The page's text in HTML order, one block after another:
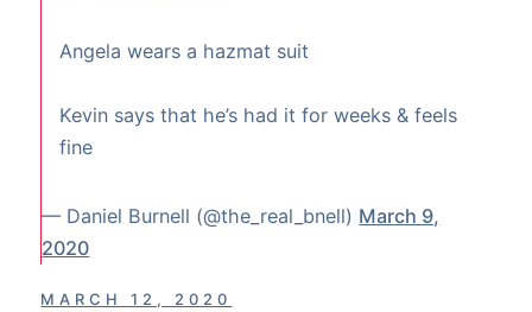
Angela wears a hazmat suit
Kevin says that he’s had it for weeks & feels
fine
— Daniel Burnell (@the_real_bnell) March 9,
2020
MARCH 12, 2020